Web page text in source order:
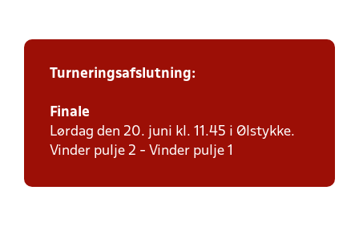
Turneringsafslutning:
Finale
Lørdag den 20. juni kl. 11.45 i Ølstykke.
Vinder pulje 2 - Vinder pulje 1